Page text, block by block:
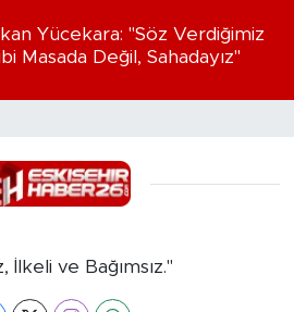
Yücekara: "Söz Verdiğimiz
Masada Değil, Sahadayız"
İlkeli ve Bağımsız."